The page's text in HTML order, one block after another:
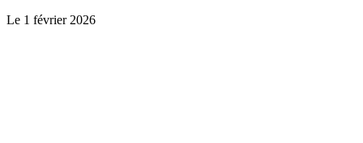
Le 1 février 2026